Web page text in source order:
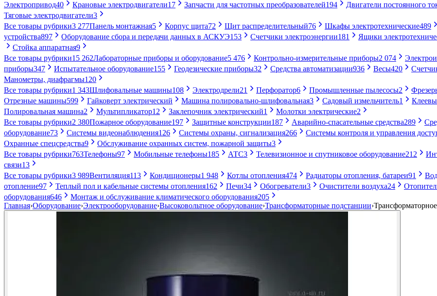
Электропривод40 Крановые электродвигатели17 Запчасти для частотных преобразователей194 Двигатели постоянного
Тяговые электродвигатели3
Все товары рубрики3 277Панель монтажная5 Корпус щита72 Щит распределительный76 Шкафы электротехнические489
устройства897 Оборудование сбора и передачи данных в АСКУЭ153 Счетчики электроэнергии181 Ящики
Стойка аппаратная9
Все товары рубрики15 262Лабораторные приборы и оборудование5 476 Контрольно-измерительные приборы2 074
приборы347 Испытательное оборудование155 Геодезические приборы32 Средства автоматизации936 Весы420
Манометры, диафрагмы120
Все товары рубрики1 343Шлифовальные машины108 Электродрели21 Перфоратор6 Промышленные пылесосы2
Отрезные машины599 Гайковерт электрический Машина полировально-шлифовальная3 Садовый измельчитель1
Полировальная машина2 Мультипликатор12 Заклепочник электрический1 Молотки электрические2
Все товары рубрики2 380Пожарное оборудование197 Защитные конструкции187 Аварийно-спасательные средства289
оборудование73 Системы видеонаблюдения126 Системы охраны, сигнализация266 Системы контроля и управления
Охранные спецсредства9 Обслуживание охранных систем, пожарной защиты3
Все товары рубрики763Телефоны97 Мобильные телефоны185 АТС3 Телевизионное и спутниковое оборудование212
связи13
Все товары рубрики3 989Вентиляция113 Кондиционеры1 948 Котлы отопления474 Радиаторы отопления, батареи91
отопление97 Теплый пол и кабельные системы отопления162 Печи34 Обогреватели3 Очистители воздуха24
оборудования646 Монтаж и обслуживание климатического оборудования205
Главная›Оборудование›Электрооборудование›Высоковольтное оборудование›Трансформаторные подстанции›